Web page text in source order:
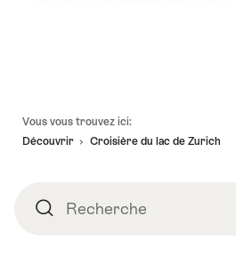
Vous vous trouvez ici:
Découvrir
Croisière du lac de Zurich
RechercheRecherche